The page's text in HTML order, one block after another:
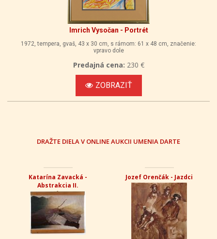
Imrich Vysočan - Portrét
1972, tempera, gvaš, 43 x 30 cm, s rámom: 61 x 48 cm, značenie:
vpravo dole
Predajná cena: 230 €
ZOBRAZIŤ
DRAŽTE DIELA V ONLINE AUKCII UMENIA DARTE
Katarína Zavacká -
Abstrakcia II.
Jozef Orenčák - Jazdci